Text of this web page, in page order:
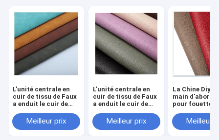
L'unité centrale en
cuir de tissu de Faux
a enduit le cuir de
pour des sacs à main
Meilleur prix
L'unité centrale en
cuir de tissu de Faux
a enduit le cuir de
pour des sacs à main
Meilleur prix
La Chine Diy
main d'abord
pour fouetter
le cuir bronzé
végétal
Meilleur